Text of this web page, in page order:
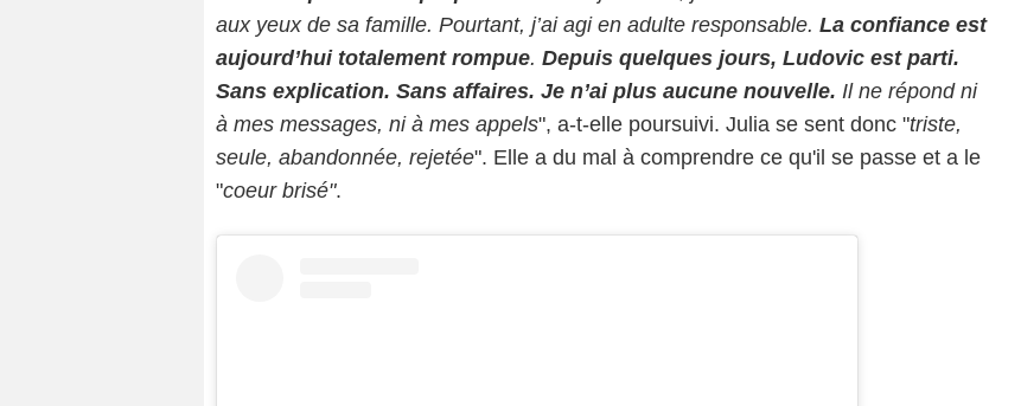
aux yeux de sa famille. Pourtant, j’ai agi en adulte responsable. La confiance est
aujourd’hui totalement rompue. Depuis quelques jours, Ludovic est parti.
Sans explication. Sans affaires. Je n’ai plus aucune nouvelle. Il ne répond ni
à mes messages, ni à mes appels", a-t-elle poursuivi. Julia se sent donc "triste,
seule, abandonnée, rejetée". Elle a du mal à comprendre ce qu'il se passe et a le
"coeur brisé".